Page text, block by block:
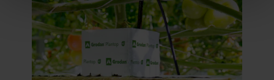
tercer país no seguro, incluidos los Estados Unidos, y al
aceptar cookies también reconoce esta transferencia,
teniendo en cuenta que el nivel de protección en el tercer
país puede no ser el mismo que en la UE/EEE.
A continuación puede leer más sobre los fines, las